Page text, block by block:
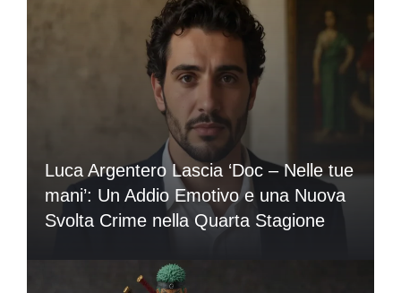
Luca Argentero Lascia ‘Doc – Nelle tue
mani’: Un Addio Emotivo e una Nuova
Svolta Crime nella Quarta Stagione